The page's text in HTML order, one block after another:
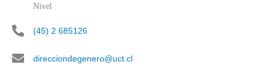
Nivel
(45) 2 685126
direcciondegenero@uct.cl